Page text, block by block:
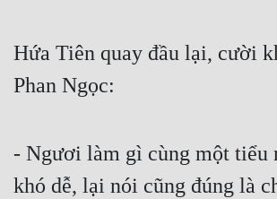
Hứa Tiên quay đầu lại, cười
Phan Ngọc:
- Ngươi làm gì cùng một tiểu
khó dễ, lại nói cũng đúng là